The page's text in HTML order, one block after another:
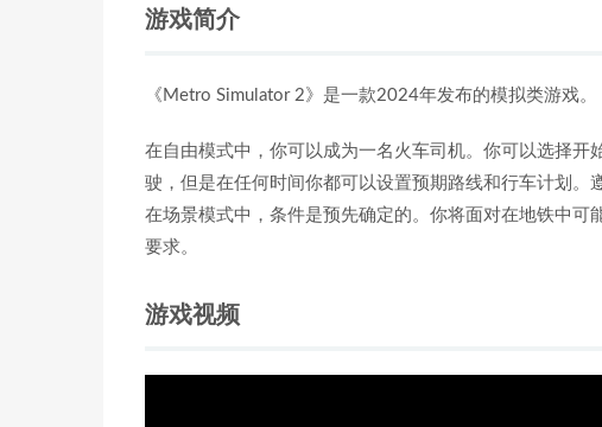
游戏简介
《Metro Simulator 2》是一款2024年发布的模拟类游戏。
在自由模式中，你可以成为一名火车司机。你可以选择
驶，但是在任何时间你都可以设置预期路线和行车计划。
在场景模式中，条件是预先确定的。你将面对在地铁中
要求。
游戏视频